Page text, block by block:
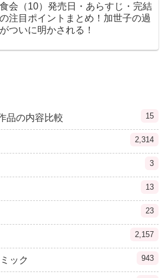
会（10）発売日・あらすじ・完結
注目ポイントまとめ！加世子の過
ついに明かされる！
品の内容比較 15
2,314
3
13
23
2,157
ック 943